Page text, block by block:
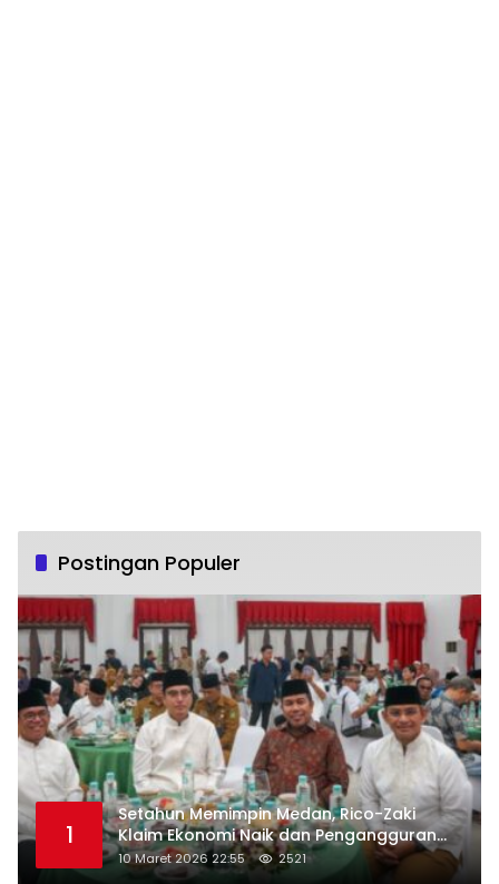
Postingan Populer
1
Setahun Memimpin Medan, Rico-Zaki
Klaim Ekonomi Naik dan Pengangguran
Turun
10 Maret 2026 22:55 2521